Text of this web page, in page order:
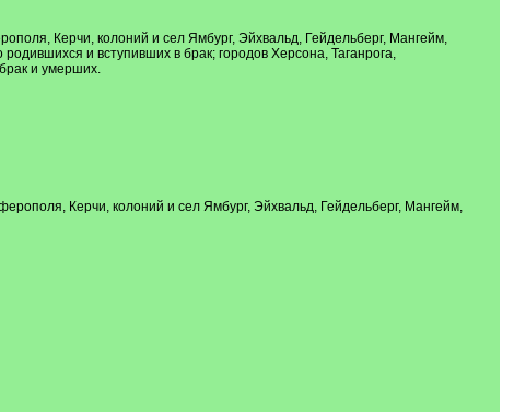
Керчи, колоний и сел Ямбург, Эйхвальд, Гейдельберг, Мангейм,
и вступивших в брак; городов Херсона, Таганрога,
и умерших.
Керчи, колоний и сел Ямбург, Эйхвальд, Гейдельберг, Мангейм,